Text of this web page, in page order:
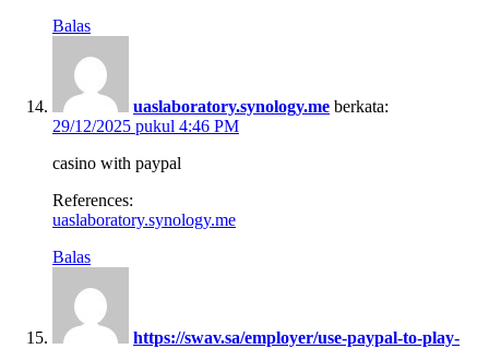
Balas
uaslaboratory.synology.me berkata:
29/12/2025 pukul 4:46 PM
casino with paypal
References:
uaslaboratory.synology.me
Balas
https://swav.sa/employer/use-paypal-to-play-